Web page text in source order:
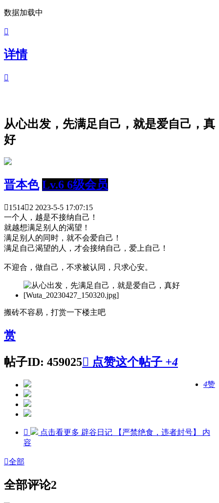
数据加载中

详情

从心出发，先满足自己，就是爱自己，真
好
晋本色 Lv.6 6级会员
15142 2023-5-5 17:07:15
一个人，越是不接纳自己！
就越想满足别人的渴望！
满足别人的同时，就不会爱自己！
满足自己渴望的人，才会接纳自己，爱上自己！
不迎合，做自己，不求被认同，只求心安。
搬砖不容易，打赏一下楼主吧
赏
帖子ID: 459025 点赞这个帖子 +4
4赞
 点击看更多 辟谷日记 【严禁绝食，违者封号】
内
容
全部
全部评论2